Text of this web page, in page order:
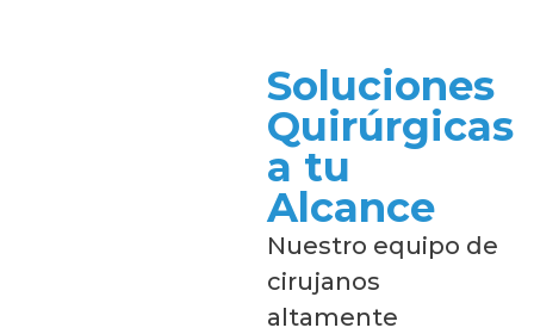
Soluciones
Quirúrgicas
a tu
Alcance
Nuestro equipo de
cirujanos
altamente